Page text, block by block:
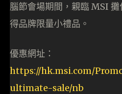
腦節會場期間，親臨 MSI
得品牌限量小禮品。
優惠網址：
https://hk.msi.com/
ultimate-sale/nb